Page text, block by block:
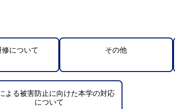
について その他
よる被害防止に向けた本学の対応
について